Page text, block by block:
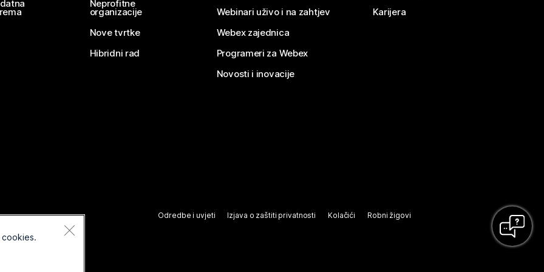
Neprofitne
organizacije
Nove tvrtke
Hibridni rad
Webinari uživo i na zahtjev
Webex zajednica
Programeri za Webex
Novosti i inovacije
Karijera
Odredbe i uvjeti Izjava o zaštiti privatnosti Kolačići Robni žigovi